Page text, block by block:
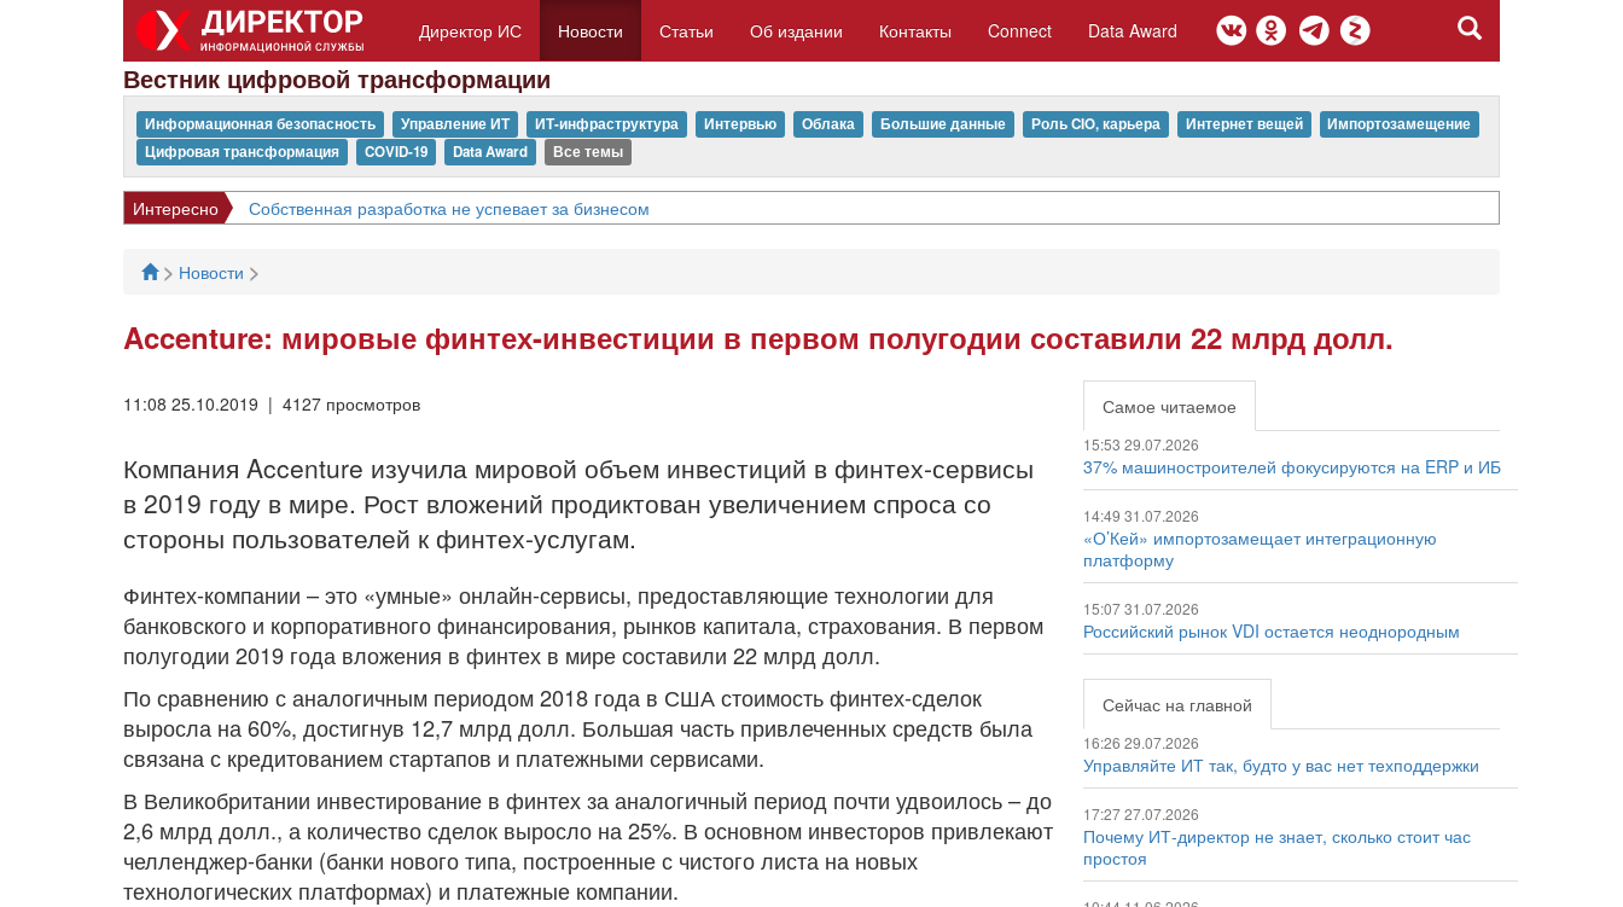
Директор ИС Новости Статьи Об издании Контакты Connect Data Award
Вестник цифровой трансформации
Информационная безопасность Управление ИТ ИТ-инфраструктура Интервью Облака Большие данные Роль CIO, карьера Интернет вещей
Импортозамещение
Цифровая трансформация
COVID-19 Data Award Все темы
Интересно Собственная разработка не успевает за бизнесом
> Новости >
Accenture: мировые финтех-инвестиции в первом полугодии составили 22 млрд долл.
11:08 25.10.2019 | 4127 просмотров
Компания Accenture изучила мировой объем инвестиций в финтех-сервисы
в 2019 году в мире. Рост вложений продиктован увеличением спроса со
стороны пользователей к финтех-услугам.
Финтех-компании – это «умные» онлайн-сервисы, предоставляющие технологии для
банковского и корпоративного финансирования, рынков капитала, страхования. В первом
полугодии 2019 года вложения в финтех в мире составили 22 млрд долл.
По сравнению с аналогичным периодом 2018 года в США стоимость финтех-сделок
выросла на 60%, достигнув 12,7 млрд долл. Большая часть привлеченных средств была
связана с кредитованием стартапов и платежными сервисами.
В Великобритании инвестирование в финтех за аналогичный период почти удвоилось – до
2,6 млрд долл., а количество сделок выросло на 25%. В основном инвесторов привлекают
челленджер-банки (банки нового типа, построенные с чистого листа на новых
технологических платформах) и платежные компании.
Самое читаемое
15:53 29.07.2026
37% машиностроителей фокусируются на ERP и ИБ
14:49 31.07.2026
«О’Кей» импортозамещает интеграционную
платформу
15:07 31.07.2026
Российский рынок VDI остается неоднородным
Сейчас на главной
16:26 29.07.2026
Управляйте ИТ так, будто у вас нет техподдержки
17:27 27.07.2026
Почему ИТ-директор не знает, сколько стоит час
простоя